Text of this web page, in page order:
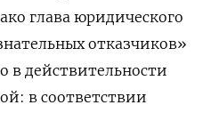
глава юридического
отказчиков»
в действительности
в соответствии